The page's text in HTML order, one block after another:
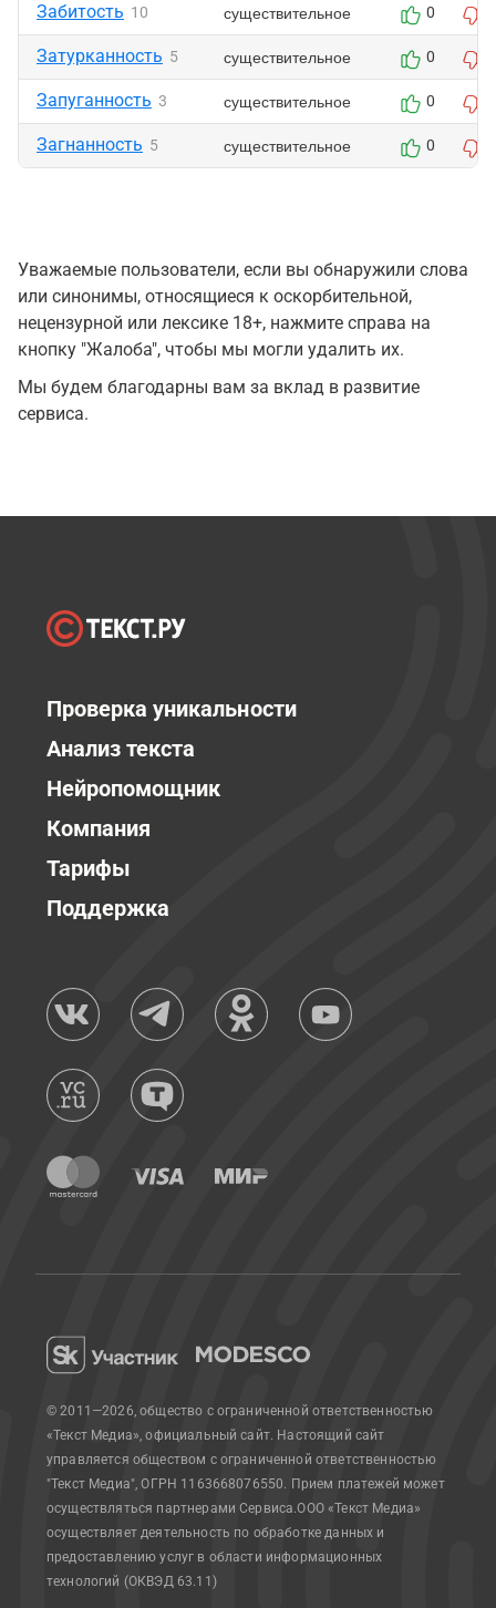
Забитость 10 существительное 0
Затурканность 5 существительное 0
Запуганность 3 существительное 0
Загнанность 5 существительное 0
Уважаемые пользователи, если вы обнаружили слова
или синонимы, относящиеся к оскорбительной,
нецензурной или лексике 18+, нажмите справа на
кнопку "Жалоба", чтобы мы могли удалить их.
Мы будем благодарны вам за вклад в развитие
сервиса.
Проверка уникальности
Анализ текста
Нейропомощник
Компания
Тарифы
Поддержка
© 2011—2026, общество с ограниченной ответственностью
«Текст Медиа», официальный сайт. Настоящий сайт
управляется обществом с ограниченной ответственностью
"Текст Медиа", ОГРН 1163668076550. Прием платежей может
осуществляться партнерами Сервиса.ООО «Текст Медиа»
осуществляет деятельность по обработке данных и
предоставлению услуг в области информационных
технологий (ОКВЭД 63.11)